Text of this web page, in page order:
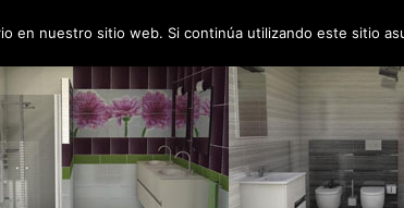
en nuestro sitio web. Si continúa utilizando este sitio